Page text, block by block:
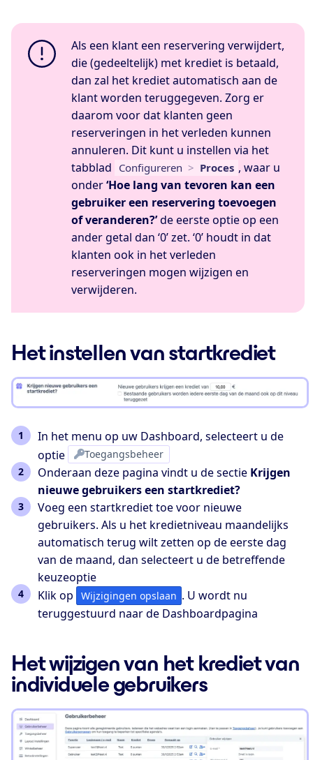
Als een klant een reservering verwijdert,
die (gedeeltelijk) met krediet is betaald,
dan zal het krediet automatisch aan de
klant worden teruggegeven. Zorg er
daarom voor dat klanten geen
reserveringen in het verleden kunnen
annuleren. Dit kunt u instellen via het
tabblad Configureren > Proces , waar u
onder‘Hoe lang van tevoren kan een
gebruiker een reservering toevoegen
of veranderen?’de eerste optie op een
ander getal dan ‘0’ zet. ‘0’ houdt in dat
klanten ook in het verleden
reserveringen mogen wijzigen en
verwijderen.
Het instellen van startkrediet
In het menu op uw Dashboard, selecteert u de
optie
Toegangsbeheer
Onderaan deze pagina vindt u de sectie Krijgen
nieuwe gebruikers een startkrediet?
Voeg een startkrediet toe voor nieuwe
gebruikers. Als u het kredietniveau maandelijks
automatisch terug wilt zetten op de eerste dag
van de maand, dan selecteert u de betreffende
keuzeoptie
Klik op
Wijzigingen opslaan . U wordt nu
teruggestuurd naar de Dashboardpagina
Het wijzigen van het krediet van
individuele gebruikers